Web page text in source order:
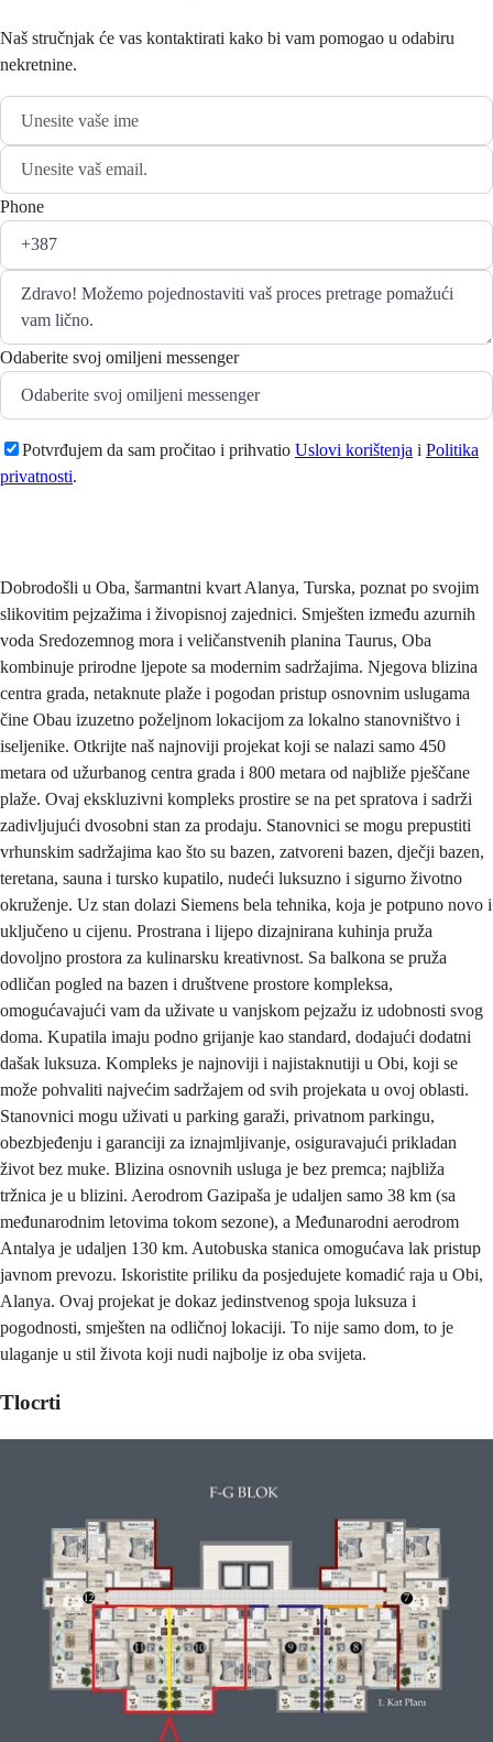
Naš stručnjak će vas kontaktirati kako bi vam pomogao u odabiru
nekretnine.
Phone
Odaberite svoj omiljeni messenger
Potvrđujem da sam pročitao i prihvatio Uslovi korištenja i Politika
privatnosti.
Dobrodošli u Oba, šarmantni kvart Alanya, Turska, poznat po svojim
slikovitim pejzažima i živopisnoj zajednici. Smješten između azurnih
voda Sredozemnog mora i veličanstvenih planina Taurus, Oba
kombinuje prirodne ljepote sa modernim sadržajima. Njegova blizina
centra grada, netaknute plaže i pogodan pristup osnovnim uslugama
čine Obau izuzetno poželjnom lokacijom za lokalno stanovništvo i
iseljenike. Otkrijte naš najnoviji projekat koji se nalazi samo 450
metara od užurbanog centra grada i 800 metara od najbliže pješčane
plaže. Ovaj ekskluzivni kompleks prostire se na pet spratova i sadrži
zadivljujući dvosobni stan za prodaju. Stanovnici se mogu prepustiti
vrhunskim sadržajima kao što su bazen, zatvoreni bazen, dječji bazen,
teretana, sauna i tursko kupatilo, nudeći luksuzno i sigurno životno
okruženje. Uz stan dolazi Siemens bela tehnika, koja je potpuno novo i
uključeno u cijenu. Prostrana i lijepo dizajnirana kuhinja pruža
dovoljno prostora za kulinarsku kreativnost. Sa balkona se pruža
odličan pogled na bazen i društvene prostore kompleksa,
omogućavajući vam da uživate u vanjskom pejzažu iz udobnosti svog
doma. Kupatila imaju podno grijanje kao standard, dodajući dodatni
dašak luksuza. Kompleks je najnoviji i najistaknutiji u Obi, koji se
može pohvaliti najvećim sadržajem od svih projekata u ovoj oblasti.
Stanovnici mogu uživati u parking garaži, privatnom parkingu,
obezbjeđenju i garanciji za iznajmljivanje, osiguravajući prikladan
život bez muke. Blizina osnovnih usluga je bez premca; najbliža
tržnica je u blizini. Aerodrom Gazipaša je udaljen samo 38 km (sa
međunarodnim letovima tokom sezone), a Međunarodni aerodrom
Antalya je udaljen 130 km. Autobuska stanica omogućava lak pristup
javnom prevozu. Iskoristite priliku da posjedujete komadić raja u Obi,
Alanya. Ovaj projekat je dokaz jedinstvenog spoja luksuza i
pogodnosti, smješten na odličnoj lokaciji. To nije samo dom, to je
ulaganje u stil života koji nudi najbolje iz oba svijeta.
Tlocrti